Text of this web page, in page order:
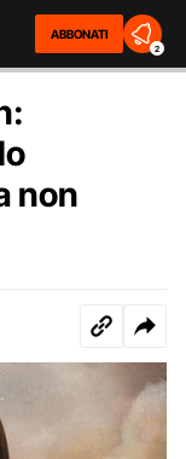
ABBONATI
2
non